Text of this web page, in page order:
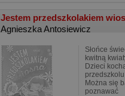
Jestem przedszkolakiem
Agnieszka Antosiewicz
Słońce
kwitną
Dzieci
Można się
poznawać